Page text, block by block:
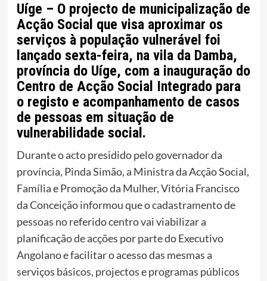
Uíge – O projecto de municipalização de
Acção Social que visa aproximar os
serviços à população vulnerável foi
lançado sexta-feira, na vila da Damba,
província do Uíge, com a inauguração do
Centro de Acção Social Integrado para
o registo e acompanhamento de casos
de pessoas em situação de
vulnerabilidade social.
Durante o acto presidido pelo governador da
província, Pinda Simão, a Ministra da Acção Social,
Família e Promoção da Mulher, Vitória Francisco
da Conceição informou que o cadastramento de
pessoas no referido centro vai viabilizar a
planificação de acções por parte do Executivo
Angolano e facilitar o acesso das mesmas a
serviços básicos, projectos e programas públicos